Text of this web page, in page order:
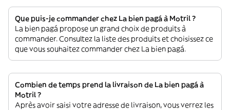
Que puis-je commander chez La bien pagá à Motril ?
La bien pagá propose un grand choix de produits à
commander. Consultez la liste des produits et choisissez ce
que vous souhaitez commander chez La bien pagá.
Combien de temps prend la livraison de La bien pagá à
Motril ?
Après avoir saisi votre adresse de livraison, vous verrez les